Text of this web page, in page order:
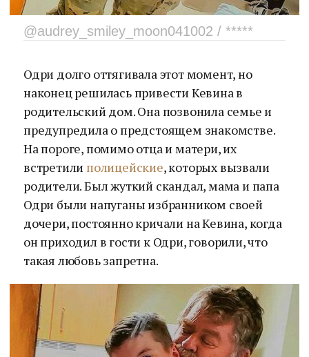
@audrey_smiley_moon041002 / *****
Одри долго оттягивала этот момент, но
наконец решилась привести Кевина в
родительский дом. Она позвонила семье и
предупредила о предстоящем знакомстве.
На пороге, помимо отца и матери, их
встретили полицейские, которых вызвали
родители. Был жуткий скандал, мама и папа
Одри были напуганы избранником своей
дочери, постоянно кричали на Кевина, когда
он приходил в гости к Одри, говорили, что
такая любовь запретна.